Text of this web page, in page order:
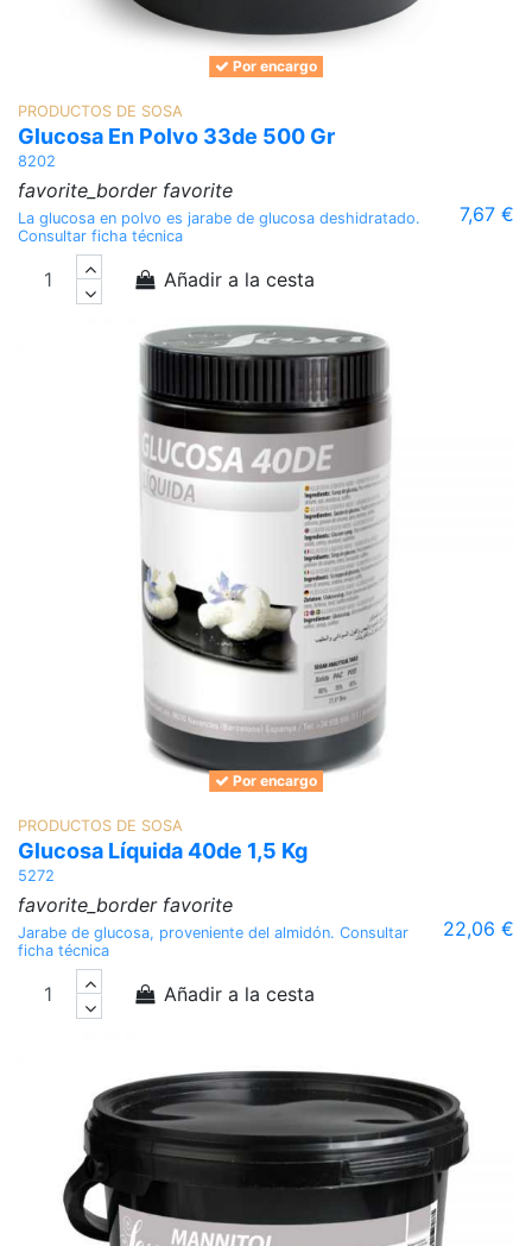
Por encargo
PRODUCTOS DE SOSA
Glucosa En Polvo 33de 500 Gr
8202
favorite_border favorite
7,67 €
La glucosa en polvo es jarabe de glucosa deshidratado.
Consultar ficha técnica
Añadir a la cesta
Por encargo
PRODUCTOS DE SOSA
Glucosa Líquida 40de 1,5 Kg
5272
favorite_border favorite
22,06 €
Jarabe de glucosa, proveniente del almidón. Consultar
ficha técnica
Añadir a la cesta